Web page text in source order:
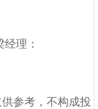
经理 ：
参考，不构成投